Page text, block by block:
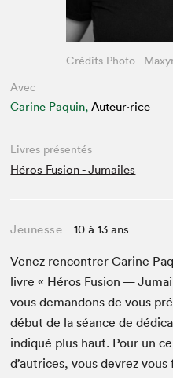
Avec
Carine Paquin, Auteur·rice
Crédits Photo -
Livres présentés
Héros Fusion - Jumailes
Jeunesse 10 à 13 ans
Venez ren­con­tr­er Carine
livre « Héros Fusion —
vous deman­dons de vous
début de la séance de
indiqué plus haut. Pour un
d’autrices, vous devrez